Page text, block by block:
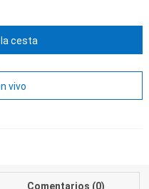
cesta
vivo
Comentarios (0)